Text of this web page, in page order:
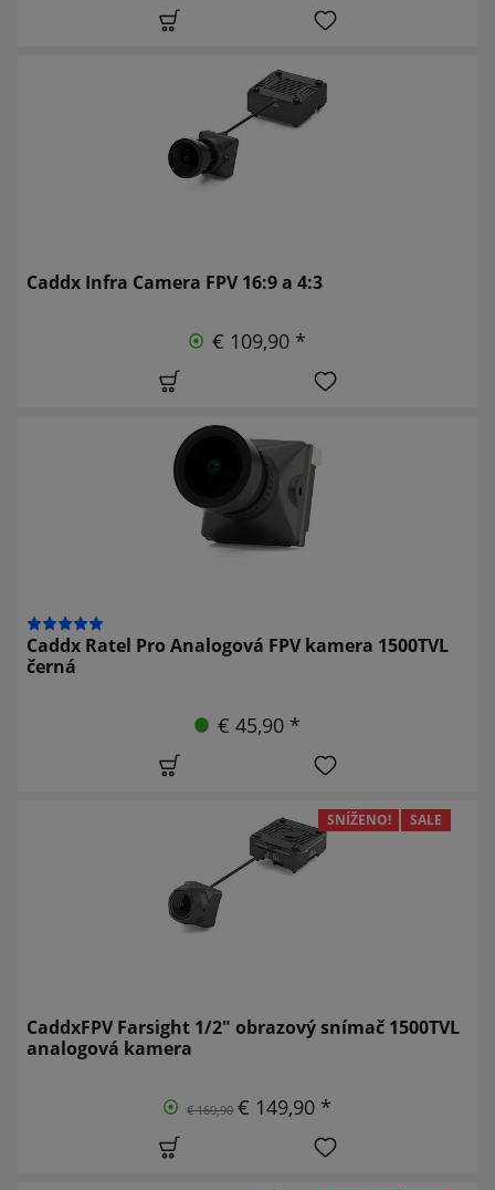
Caddx Infra Camera FPV 16:9 a 4:3
€ 109,90 *
Caddx Ratel Pro Analogová FPV kamera 1500TVL
černá
€ 45,90 *
SNÍŽENO! SALE
CaddxFPV Farsight 1/2" obrazový snímač 1500TVL
analogová kamera
€ 169,90 € 149,90 *